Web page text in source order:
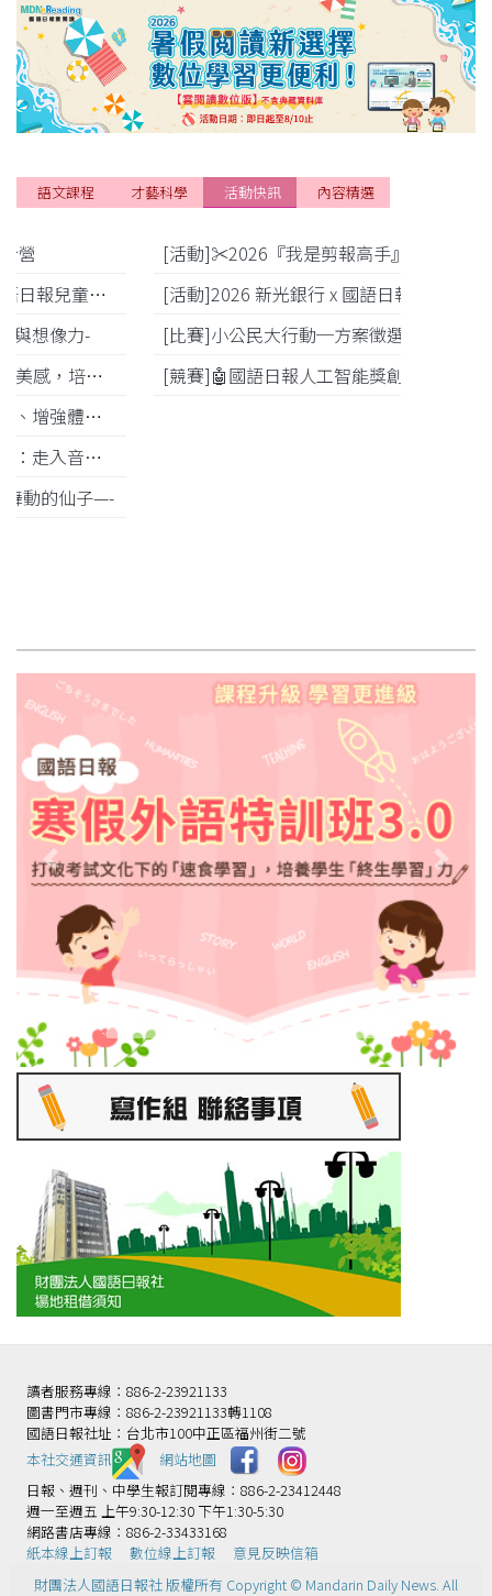
[活動]✂️2026『我是剪報高手』 得獎名單
[活動]2026 新光銀行 x 國語日報社．金融寫作比賽講評暨得獎作品
[比賽]小公民大行動─方案徵選活動
[競賽]🤖國語日報人工智能獎創意程式競賽得獎名單
語文課程 才藝科學 活動快訊 內容精選
讀者服務專線：886-2-23921133
圖書門市專線：886-2-23921133轉1108
國語日報社址：台北市100中正區福州街二號
本社交通資訊️
網站地圖
日報、週刊、中學生報訂閱專線：886-2-23412448
週一至週五 上午9:30-12:30 下午1:30-5:30
網路書店專線：886-2-33433168
紙本線上訂報
數位線上訂報
意見反映信箱
財團法人國語日報社 版權所有 Copyright © Mandarin Daily News. All